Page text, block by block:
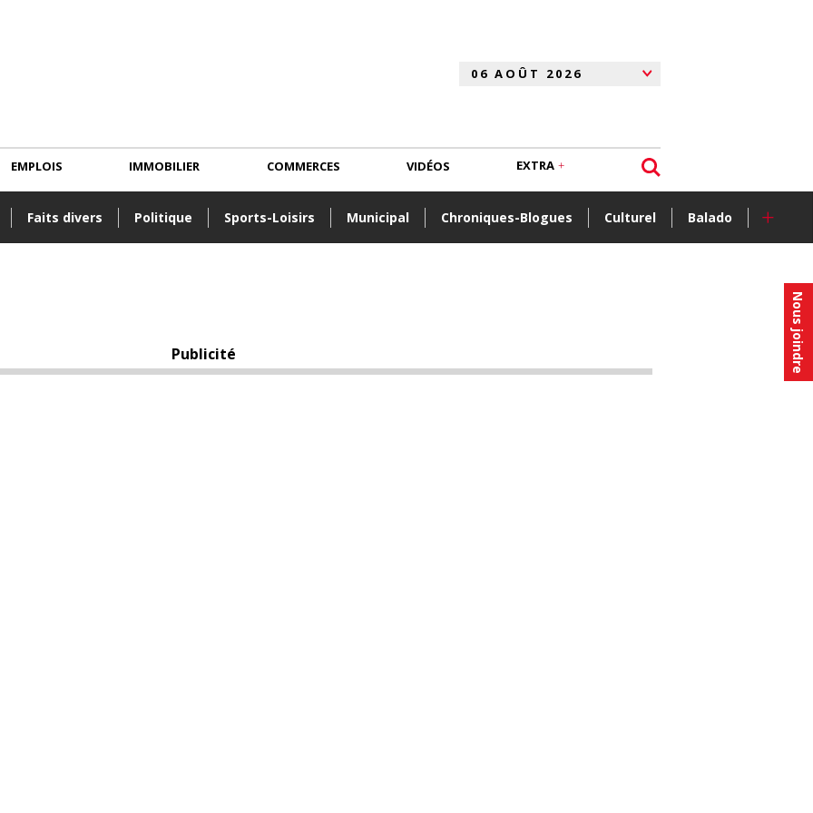
Nous joindre
Faits divers Politique Sports-Loisirs Municipal Chroniques-Blogues Culturel Balado +
EMPLOIS IMMOBILIER COMMERCES VIDÉOS EXTRA
Publicité